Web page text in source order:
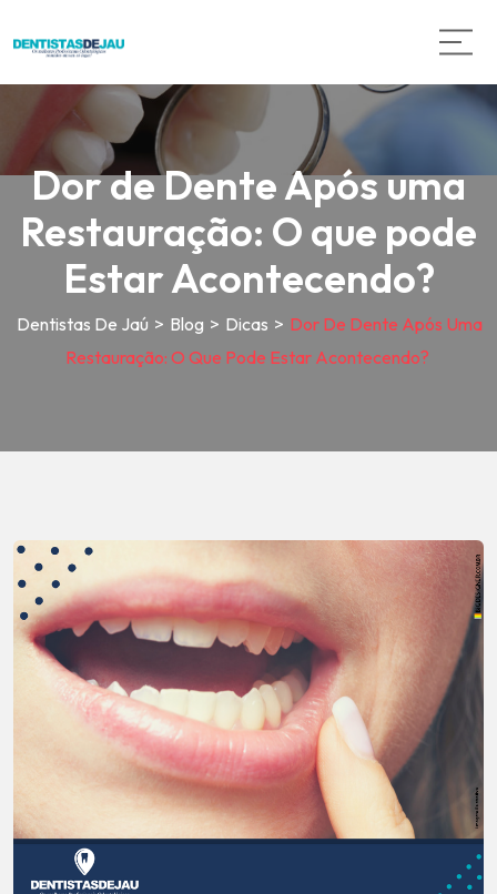
Dor de Dente Após uma
Restauração: O que pode
Estar Acontecendo?
Dentistas De Jaú > Blog > Dicas > Dor De Dente Após Uma
Restauração: O Que Pode Estar Acontecendo?